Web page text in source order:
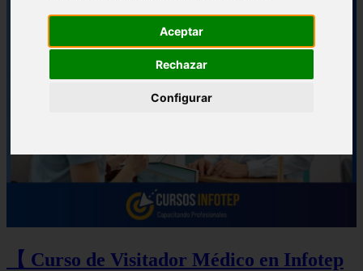
Aceptar
Rechazar
Configurar
【 Curso de Visitador Médico en Infotep